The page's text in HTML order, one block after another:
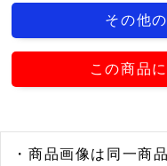
その他
この商品
・商品画像は同一商